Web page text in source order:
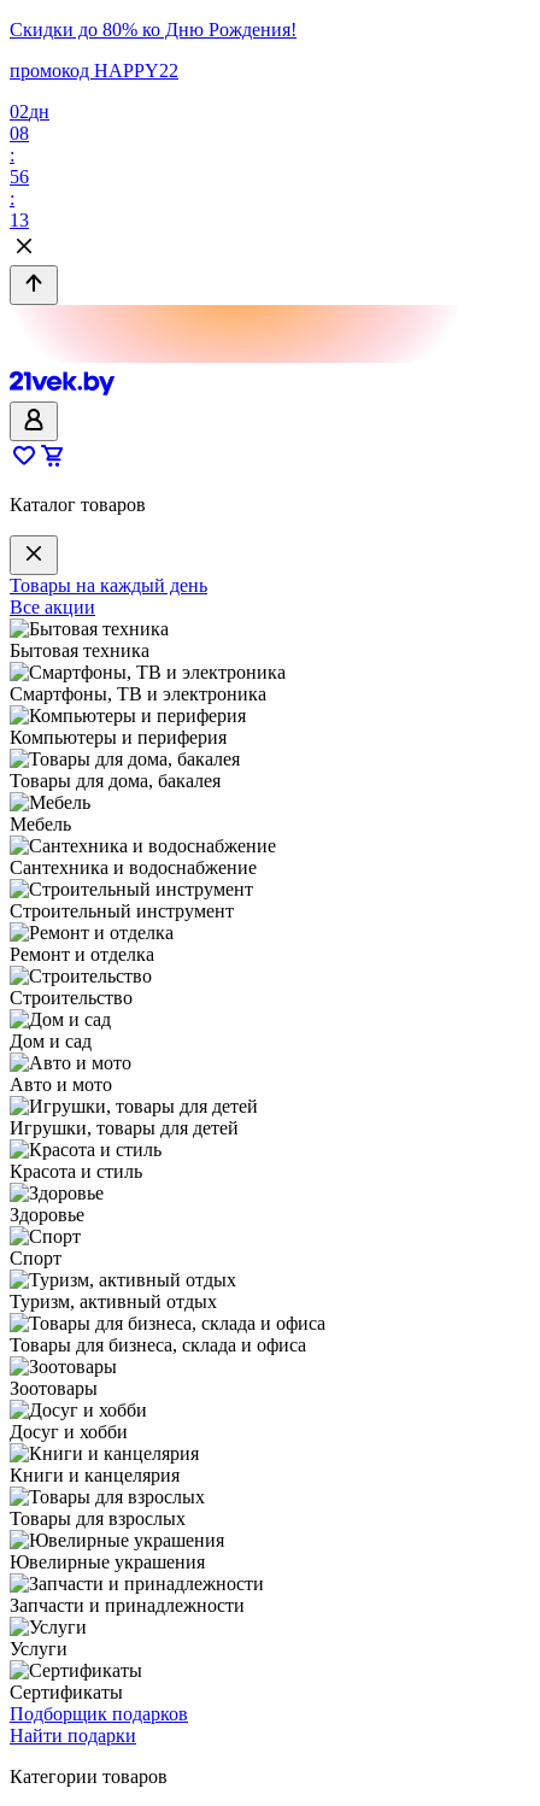
Скидки до 80% ко Дню Рождения!
промокод HAPPY22
02дн
08
:
56
:
13
Каталог товаров
Товары на каждый день
Все акции
Бытовая техника
Смартфоны, ТВ и электроника
Компьютеры и периферия
Товары для дома, бакалея
Мебель
Сантехника и водоснабжение
Строительный инструмент
Ремонт и отделка
Строительство
Дом и сад
Авто и мото
Игрушки, товары для детей
Красота и стиль
Здоровье
Спорт
Туризм, активный отдых
Товары для бизнеса, склада и офиса
Зоотовары
Досуг и хобби
Книги и канцелярия
Товары для взрослых
Ювелирные украшения
Запчасти и принадлежности
Услуги
Сертификаты
Подборщик подарков
Найти подарки
Категории товаров